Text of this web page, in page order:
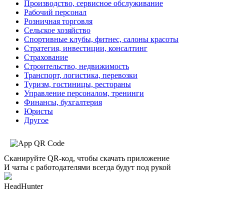
Производство, сервисное обслуживание
Рабочий персонал
Розничная торговля
Сельское хозяйство
Спортивные клубы, фитнес, салоны красоты
Стратегия, инвестиции, консалтинг
Страхование
Строительство, недвижимость
Транспорт, логистика, перевозки
Туризм, гостиницы, рестораны
Управление персоналом, тренинги
Финансы, бухгалтерия
Юристы
Другое
Сканируйте QR-код, чтобы скачать приложение
И чаты с работодателями всегда будут под рукой
HeadHunter